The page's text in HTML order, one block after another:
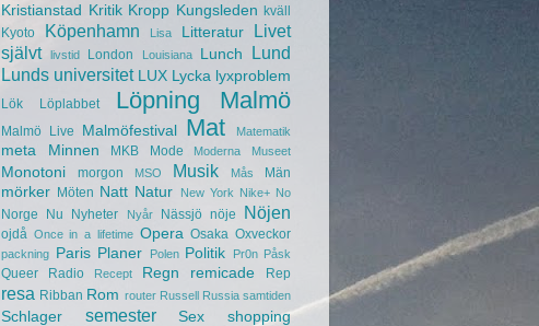
Kristianstad Kritik Kropp Kungsleden kväll
Kyoto
Köpenhamn Lisa Litteratur
Livet
självt
livstid London Louisiana Lunch
Lund
Lunds universitet LUX Lycka lyxproblem
Lök Löplabbet Löpning Malmö
Malmö Live Malmöfestival Mat Matematik
meta Minnen MKB Mode Moderna Museet
Monotoni morgon MSO Musik Mås Män
mörker Möten Natt Natur New York Nike+ No
Norge Nu Nyheter Nyår Nässjö nöje Nöjen
ojdå Once in a lifetime Opera Osaka Oxveckor
packning Paris Planer Polen Politik Pr0n Påsk
Queer Radio Recept Regn remicade Rep
resa Ribban Rom router Russell Russia samtiden
Schlager semester Sex shopping